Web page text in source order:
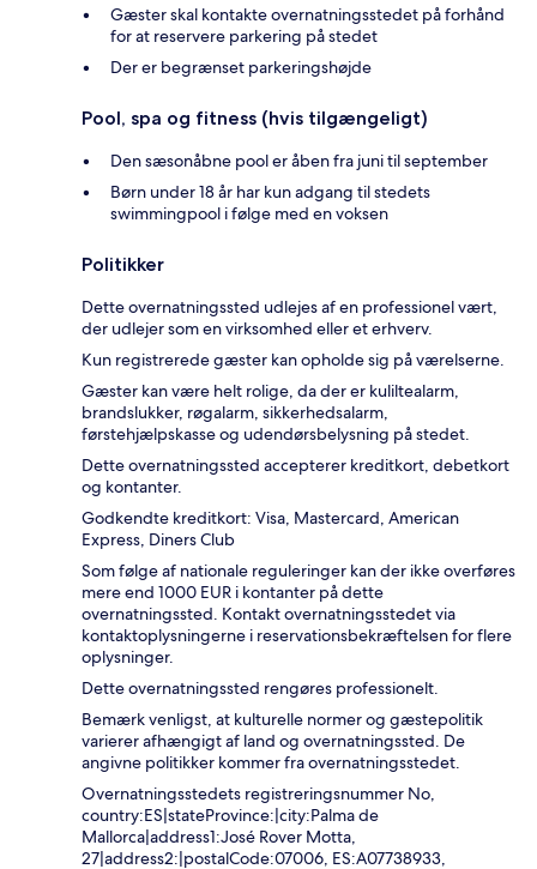
Gæster skal kontakte overnatningsstedet på forhånd
for at reservere parkering på stedet
Der er begrænset parkeringshøjde
Pool, spa og fitness (hvis tilgængeligt)
Den sæsonåbne pool er åben fra juni til september
Børn under 18 år har kun adgang til stedets
swimmingpool i følge med en voksen
Politikker
Dette overnatningssted udlejes af en professionel vært,
der udlejer som en virksomhed eller et erhverv.
Kun registrerede gæster kan opholde sig på værelserne.
Gæster kan være helt rolige, da der er kuliltealarm,
brandslukker, røgalarm, sikkerhedsalarm,
førstehjælpskasse og udendørsbelysning på stedet.
Dette overnatningssted accepterer kreditkort, debetkort
og kontanter.
Godkendte kreditkort: Visa, Mastercard, American
Express, Diners Club
Som følge af nationale reguleringer kan der ikke overføres
mere end 1000 EUR i kontanter på dette
overnatningssted. Kontakt overnatningsstedet via
kontaktoplysningerne i reservationsbekræftelsen for flere
oplysninger.
Dette overnatningssted rengøres professionelt.
Bemærk venligst, at kulturelle normer og gæstepolitik
varierer afhængigt af land og overnatningssted. De
angivne politikker kommer fra overnatningsstedet.
Overnatningsstedets registreringsnummer No,
country:ES|stateProvince:|city:Palma de
Mallorca|address1:José Rover Motta,
27|address2:|postalCode:07006, ES:A07738933,